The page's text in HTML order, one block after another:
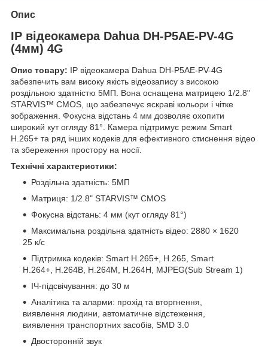
Опис
IP відеокамера Dahua DH-P5AE-PV-4G
(4мм) 4G
Опис товару: IP відеокамера Dahua DH-P5AE-PV-4G
забезпечить вам високу якість відеозапису з високою
роздільною здатністю 5МП. Вона оснащена матрицею 1/2.8"
STARVIS™ CMOS, що забезпечує яскраві кольори і чітке
зображення. Фокусна відстань 4 мм дозволяє охопити
широкий кут огляду 81°. Камера підтримує режим Smart
H.265+ та ряд інших кодеків для ефективного стиснення відео
та збереження простору на носії.
Технічні характеристики:
Роздільна здатність: 5МП
Матриця: 1/2.8" STARVIS™ CMOS
Фокусна відстань: 4 мм (кут огляду 81°)
Максимальна роздільна здатність відео: 2880 × 1620
25 к/с
Підтримка кодеків: Smart H.265+, H.265, Smart
H.264+, H.264B, H.264M, H.264H, MJPEG(Sub Stream 1)
ІЧ-підсвічування: до 30 м
Аналітика та аларми: прохід та вторгнення,
виявлення людини, автоматичне відстеження,
виявлення транспортних засобів, SMD 3.0
Двосторонній звук